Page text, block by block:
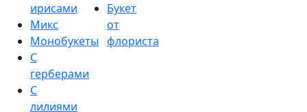
ирисами
Микс
Монобукеты
С
герберами
С
лилиями
Букет
от
флориста